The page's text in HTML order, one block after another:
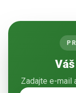
Zadajte e-mail